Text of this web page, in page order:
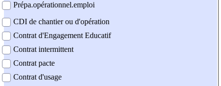
Prépa.opérationnel.emploi
CDI de chantier ou d'opération
Contrat d'Engagement Educatif
Contrat intermittent
Contrat pacte
Contrat d'usage